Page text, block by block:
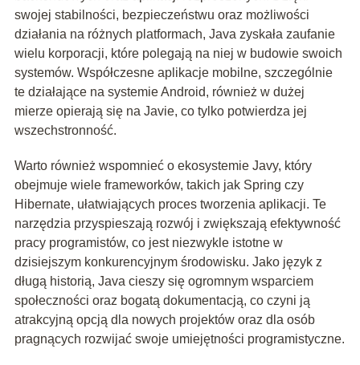
swojej stabilności, bezpieczeństwu oraz możliwości
działania na różnych platformach, Java zyskała zaufanie
wielu korporacji, które polegają na niej w budowie swoich
systemów. Współczesne aplikacje mobilne, szczególnie
te działające na systemie Android, również w dużej
mierze opierają się na Javie, co tylko potwierdza jej
wszechstronność.
Warto również wspomnieć o ekosystemie Javy, który
obejmuje wiele frameworków, takich jak Spring czy
Hibernate, ułatwiających proces tworzenia aplikacji. Te
narzędzia przyspieszają rozwój i zwiększają efektywność
pracy programistów, co jest niezwykle istotne w
dzisiejszym konkurencyjnym środowisku. Jako język z
długą historią, Java cieszy się ogromnym wsparciem
społeczności oraz bogatą dokumentacją, co czyni ją
atrakcyjną opcją dla nowych projektów oraz dla osób
pragnących rozwijać swoje umiejętności programistyczne.